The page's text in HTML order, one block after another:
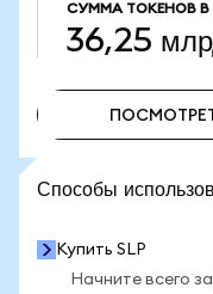
СУММА ТОКЕНОВ В
36,25
Способы
Купить SLP
Начните всего